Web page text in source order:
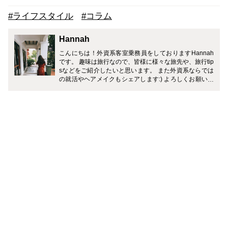
#ライフスタイル #コラム
Hannah
こんにちは！外資系客室乗務員をしておりますHannah
です。 趣味は旅行なので、皆様に様々な旅先や、旅行tip
sなどをご紹介したいと思います。 また外資系ならでは
の就活やヘアメイクもシェアします:) よろしくお願いし